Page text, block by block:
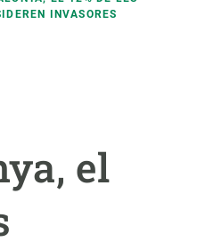
INVASORES
el